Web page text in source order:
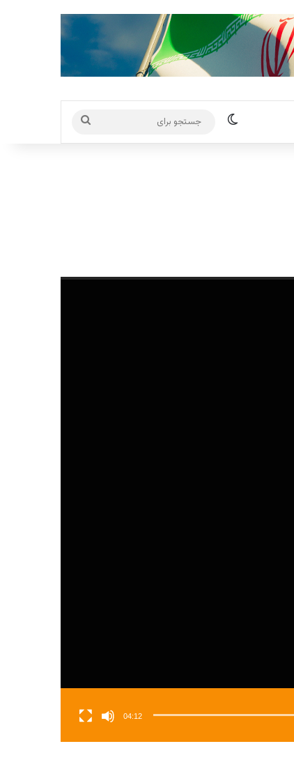
تغییر پوسته
برای
04:12